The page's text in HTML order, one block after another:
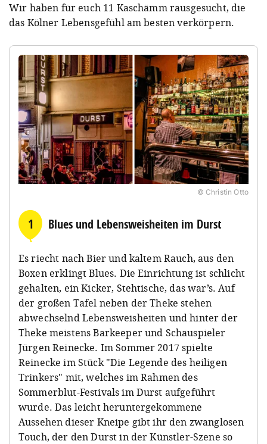
Wir haben für euch 11 Kaschämm rausgesucht, die
das Kölner Lebensgefühl am besten verkörpern.
© Christin Otto
1 Blues und Lebensweisheiten im Durst
Es riecht nach Bier und kaltem Rauch, aus den
Boxen erklingt Blues. Die Einrichtung ist schlicht
gehalten, ein Kicker, Stehtische, das war’s. Auf
der großen Tafel neben der Theke stehen
abwechselnd Lebensweisheiten und hinter der
Theke meistens Barkeeper und Schauspieler
Jürgen Reinecke. Im Sommer 2017 spielte
Reinecke im Stück "Die Legende des heiligen
Trinkers" mit, welches im Rahmen des
Sommerblut-Festivals im Durst aufgeführt
wurde. Das leicht heruntergekommene
Aussehen dieser Kneipe gibt ihr den zwanglosen
Touch, der den Durst in der Künstler-Szene so